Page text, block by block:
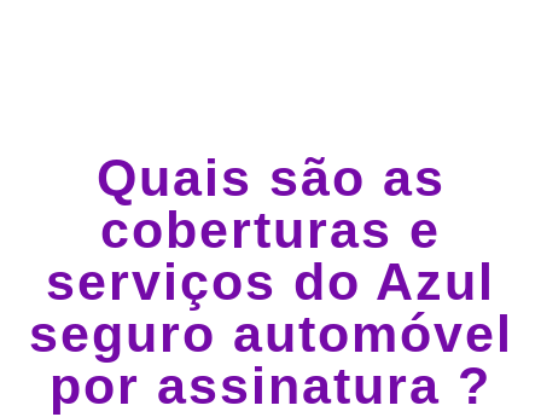
Quais são as
coberturas e
serviços do Azul
seguro automóvel
por assinatura ?